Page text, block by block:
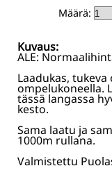
203
205
206
208 vihreä
209
Määrä:
Kuvaus:
ALE:
Laadukas,
ompelukoneella.
tässä langassa
kesto.
Sama laatu ja
1000m rullana.
Valmistettu